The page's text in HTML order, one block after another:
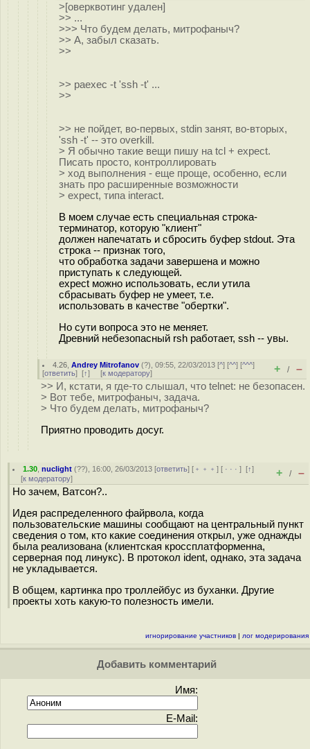
>[оверквотинг удален]
>> ...
>>> Что будем делать, митрофаныч?
>> А, забыл сказать.
>>
>> paexec -t 'ssh -t' ...
>>
>> не пойдет, во-первых, stdin занят, во-вторых,
'ssh -t' -- это overkill.
> Я обычно такие вещи пишу на tcl + expect.
Писать просто, контроллировать
> ход выполнения - еще проще, особенно, если
знать про расширенные возможности
> expect, типа interact.
В моем случае есть специальная строка-
терминатор, которую "клиент"
должен напечатать и сбросить буфер stdout. Эта
строка -- признак того,
что обработка задачи завершена и можно
приступать к следующей.
expect можно использовать, если утила
сбрасывать буфер не умеет, т.е.
использовать в качестве "обертки".
Но сути вопроса это не меняет.
Древний небезопасный rsh работает, ssh -- увы.
4.26 ,Andrey Mitrofanov (?), 09:55, 22/03/2013 [^] [^^] [^^^]
[ответить] [↑] [к модератору] + / –
>> И, кстати, я где-то слышал, что telnet: не безопасен.
> Вот тебе, митрофаныч, задача.
> Что будем делать, митрофаныч?
Приятно проводить досуг.
1.30 ,nuclight (??), 16:00, 26/03/2013 [ответить] [ ﹢﹢﹢] [ · · ·][↑]
[к модератору] + / –
Но зачем, Ватсон?..
Идея распределенного файрвола, когда
пользовательские машины сообщают на центральный пункт
сведения о том, кто какие соединения открыл, уже однажды
была реализована (клиентская кроссплатформенна,
серверная под линукс). В протокол ident, однако, эта задача
не укладывается.
В общем, картинка про троллейбус из буханки. Другие
проекты хоть какую-то полезность имели.
игнорирование участников | лог модерирования
Добавить комментарий
Имя:
E-Mail: